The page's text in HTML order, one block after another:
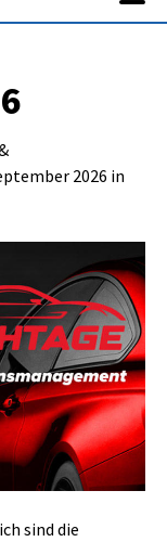
2026 in
sind die